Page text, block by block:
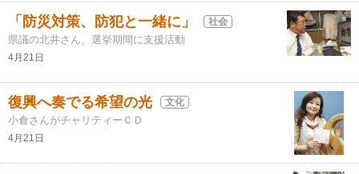
「防災対策、防犯と一緒に」 社会
県議の北井さん、選挙期間に支援活動
4月21日
復興へ奏でる希望の光 文化
小倉さんがチャリティーＣＤ
4月21日